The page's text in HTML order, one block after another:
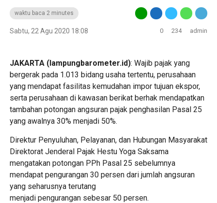
waktu baca 2 minutes
Sabtu, 22 Agu 2020 18:08 0 234 admin
JAKARTA (lampungbarometer.id): Wajib pajak yang
bergerak pada 1.013 bidang usaha tertentu, perusahaan
yang mendapat fasilitas kemudahan impor tujuan ekspor,
serta perusahaan di kawasan berikat berhak mendapatkan
tambahan potongan angsuran pajak penghasilan Pasal 25
yang awalnya 30% menjadi 50%.
Direktur Penyuluhan, Pelayanan, dan Hubungan Masyarakat
Direktorat Jenderal Pajak Hestu Yoga Saksama
mengatakan potongan PPh Pasal 25 sebelumnya
mendapat pengurangan 30 persen dari jumlah angsuran
yang seharusnya terutang
menjadi pengurangan sebesar 50 persen.